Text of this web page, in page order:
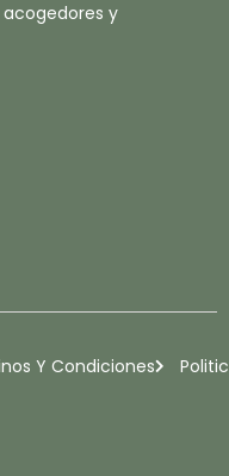
acogedores y
Y Condiciones